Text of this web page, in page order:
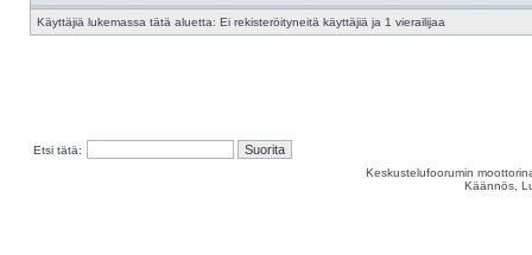
Käyttäjiä lukemassa tätä aluetta: Ei rekisteröityneitä käyttäjiä ja 1 vierailijaa
Etsi tätä:
Keskustelufoorumin
Käännös,